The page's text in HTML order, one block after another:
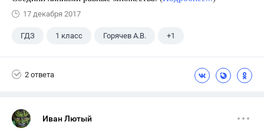
17 декабря 2017
ГДЗ 1 класс Горячев А.В. +1
2 ответа
Иван Лютый